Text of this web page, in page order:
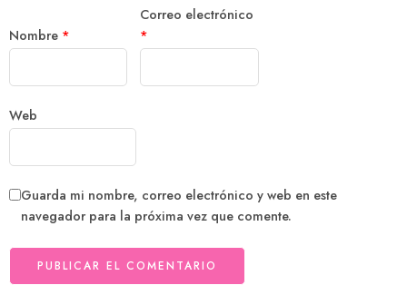
Nombre *
Correo electrónico
*
Web
Guarda mi nombre, correo electrónico y web en este
navegador para la próxima vez que comente.